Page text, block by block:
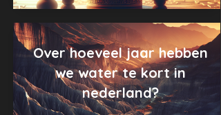
Over hoeveel jaar hebben
we water te kort in
nederland?